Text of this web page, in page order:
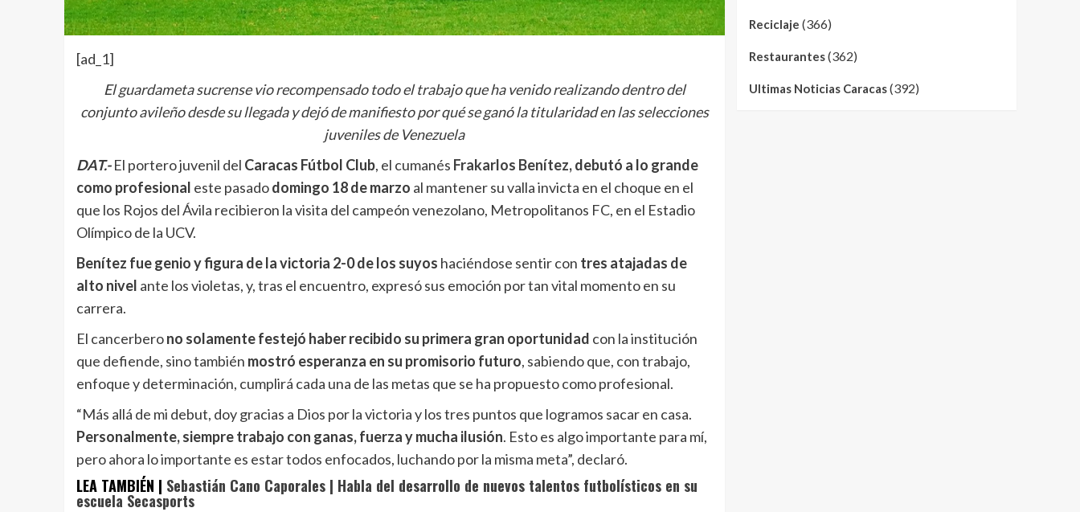
[ad_1]
El guardameta sucrense vio recompensado todo el trabajo que ha venido realizando dentro del
conjunto avileño desde su llegada y dejó de manifiesto por qué se ganó la titularidad en las selecciones
juveniles de Venezuela
DAT.-El portero juvenil del Caracas Fútbol Club, el cumanés Frakarlos Benítez, debutó a lo grande
como profesional este pasadodomingo 18 de marzo al mantener su valla invicta en el choque en el
que los Rojos del Ávila recibieron la visita del campeón venezolano, Metropolitanos FC, en el Estadio
Olímpico de la UCV.
Benítez fue genio y figura de la victoria 2-0 de los suyos haciéndose sentir con tres atajadas de
alto nivel ante los violetas, y, tras el encuentro, expresó sus emoción por tan vital momento en su
carrera.
El cancerberono solamente festejó haber recibido su primera gran oportunidad con la institución
que defiende, sino también mostró esperanza en su promisorio futuro, sabiendo que, con trabajo,
enfoque y determinación, cumplirá cada una de las metas que se ha propuesto como profesional.
“Más allá de mi debut, doy gracias a Dios por la victoria y los tres puntos que logramos sacar en casa.
Personalmente, siempre trabajo con ganas, fuerza y mucha ilusión. Esto es algo importante para mí,
pero ahora lo importante es estar todos enfocados, luchando por la misma meta”, declaró.
LEA TAMBIÉN | Sebastián Cano Caporales | Habla del desarrollo de nuevos talentos futbolísticos en su
escuela Secasports
Reciclaje (366)
Restaurantes(362)
Ultimas Noticias Caracas(392)